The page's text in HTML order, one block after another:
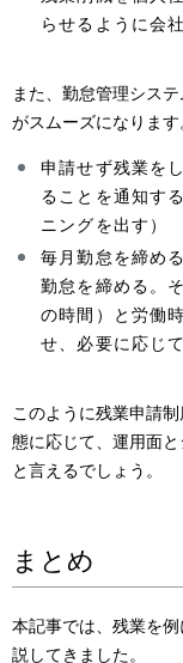
らせるように会
また、勤怠管理シス
がスムーズになります
申請せず残業を
ることを通知す
ニングを出す）
毎月勤怠を締め
勤怠を締める。
の時間）と労働
せ、必要に応じ
このように残業申請
態に応じて、運用面
と言えるでしょう。
まとめ
本記事では、残業を
説してきました。